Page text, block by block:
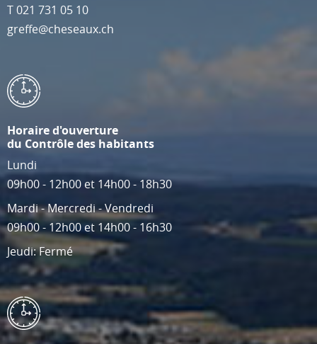
T021 731 05 10
greffe@cheseaux.ch
Horaire d'ouverture
du Contrôle des habitants
Lundi
09h00 - 12h00 et 14h00 - 18h30
Mardi - Mercredi - Vendredi
09h00 - 12h00 et 14h00 - 16h30
Jeudi: Fermé